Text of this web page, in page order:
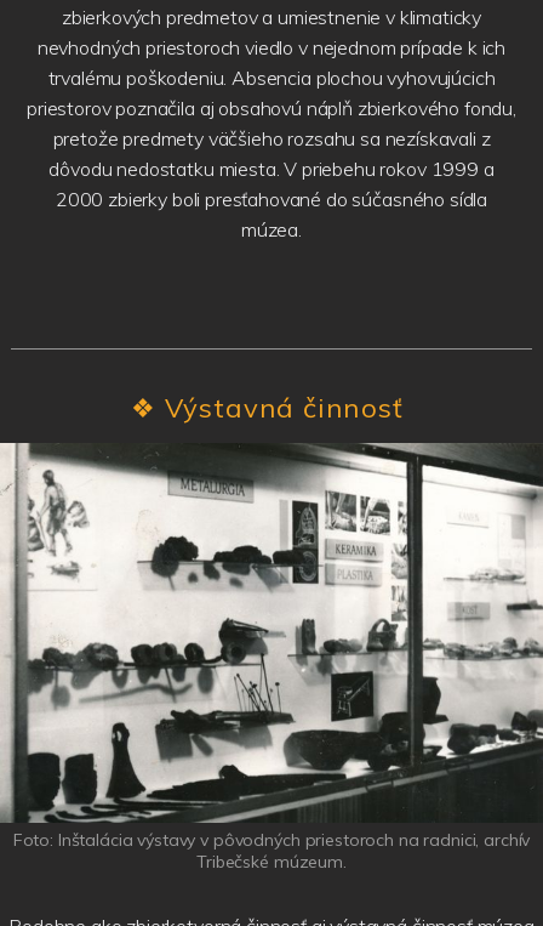
zbierkových predmetov a umiestnenie v klimaticky
nevhodných priestoroch viedlo v nejednom prípade k ich
trvalému poškodeniu. Absencia plochou vyhovujúcich
priestorov poznačila aj obsahovú náplň zbierkového fondu,
pretože predmety väčšieho rozsahu sa nezískavali z
dôvodu nedostatku miesta. V priebehu rokov 1999 a
2000 zbierky boli presťahované do súčasného sídla
múzea.
❖ Výstavná činnosť
Foto: Inštalácia výstavy v pôvodných priestoroch na radnici, archív
Tribečské múzeum.